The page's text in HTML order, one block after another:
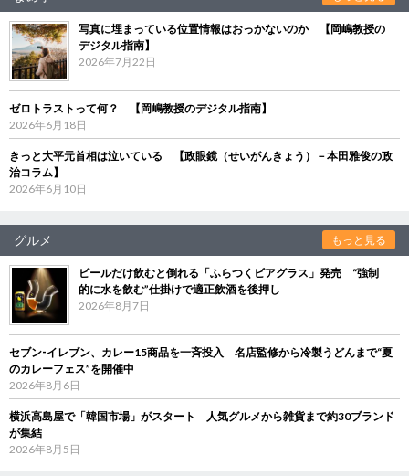
写真に埋まっている位置情報はおっかないのか 【岡嶋教授の
デジタル指南】
2026年7月22日
ゼロトラストって何？ 【岡嶋教授のデジタル指南】
2026年6月18日
きっと大平元首相は泣いている 【政眼鏡（せいがんきょう）－本田雅俊の政
治コラム】
2026年6月10日
グルメ もっと見る
ビールだけ飲むと倒れる「ふらつくビアグラス」発売 “強制
的に水を飲む”仕掛けで適正飲酒を後押し
2026年8月7日
セブン‐イレブン、カレー15商品を一斉投入 名店監修から冷製うどんまで“夏
のカレーフェス”を開催中
2026年8月6日
横浜高島屋で「韓国市場」がスタート 人気グルメから雑貨まで約30ブランド
が集結
2026年8月5日